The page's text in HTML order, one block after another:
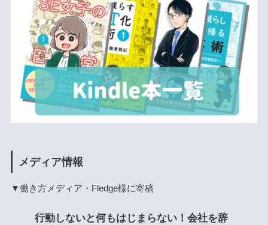
メディア情報
▼働き方メディア・Fledge様に寄稿
行動しないと何もはじまらない！会社を辞